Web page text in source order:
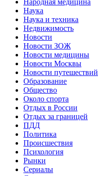
Народная медицина
Наука
Наука и техника
Недвижимость
Новости
Новости ЗОЖ
Новости медицины
Новости Москвы
Новости путешествий
Образование
Общество
Около спорта
Отдых в России
Отдых за границей
ПДД
Политика
Происшествия
Психология
Рынки
Сериалы